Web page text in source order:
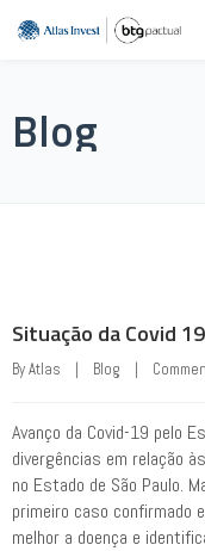
Blog
Situação da Covid
By Atlas | Blog |
Avanço da Covid-19 pelo
divergências em relação
no Estado de São Paulo.
primeiro caso confirmado
melhor a doença e